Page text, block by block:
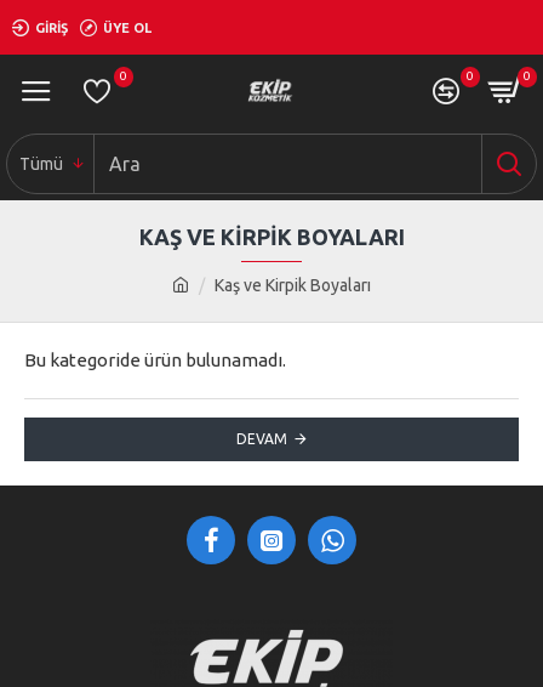
GIRIŞ ÜYE OL
0 0 0
Tümü
Kaş ve Kirpik Boyaları
KAŞ VE KIRPIK BOYALARI
Bu kategoride ürün bulunamadı.
DEVAM